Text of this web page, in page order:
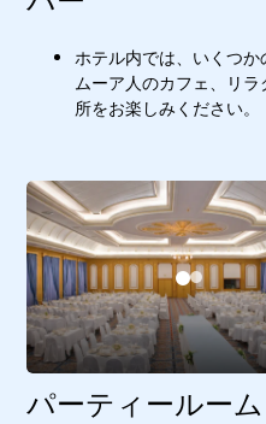
ホテル内では、いくつ
ムーア人のカフェ、リ
所をお楽しみください。
パーティールーム